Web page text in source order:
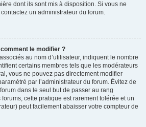
dont ils sont mis à disposition. Si vous ne
un administrateur du forum.
le modifier ?
au nom d’utilisateur, indiquent le nombre
certains membres tels que les modérateurs
vous ne pouvez pas directement modifier
par l’administrateur du forum. Évitez de
dans le seul but de passer au rang
cette pratique est rarement tolérée et un
peut facilement abaisser votre compteur de